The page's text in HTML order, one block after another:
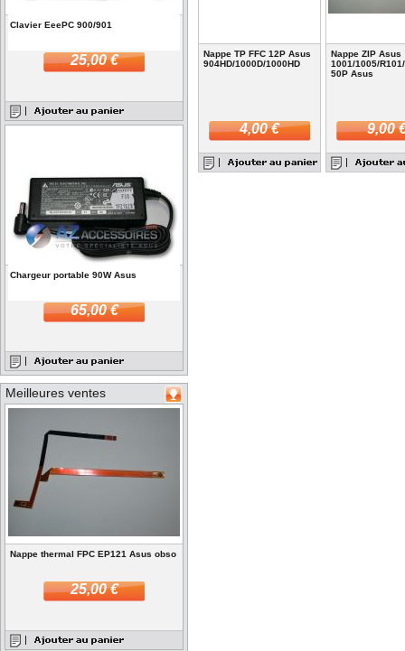
Clavier EeePC 900/901
25,00 €
Chargeur portable 90W Asus
65,00 €
Meilleures ventes
Nappe thermal FPC EP121 Asus obso
25,00 €
Nappe TP FFC 12P Asus
904HD/1000D/1000HD
4,00 €
Nappe ZIP Asus
1001/1005/
50P Asus
9,00